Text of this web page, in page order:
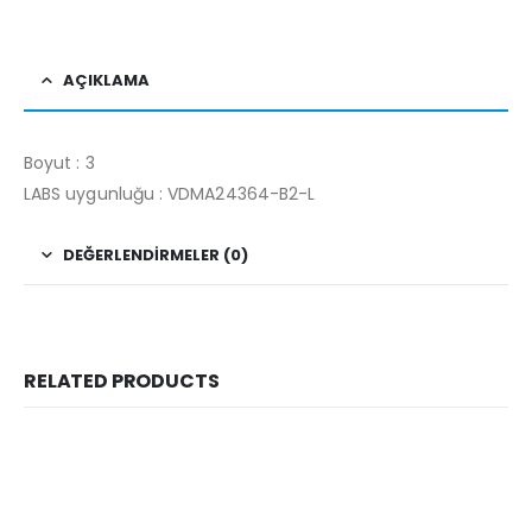
AÇIKLAMA
Boyut : 3
LABS uygunluğu : VDMA24364-B2-L
DEĞERLENDIRMELER (0)
RELATED PRODUCTS